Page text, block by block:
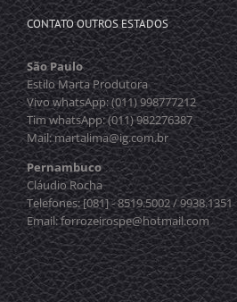
CONTATO OUTROS ESTADOS
São Paulo
Estilo Marta Produtora
Vivo whatsApp: (011) 998777212
Tim whatsApp: (011) 982276387
Mail: martalima@ig.com.br
Pernambuco
Cláudio Rocha
Telefones: [081] - 8519.5002 / 9938.1351
Email: forrozeirospe@hotmail.com